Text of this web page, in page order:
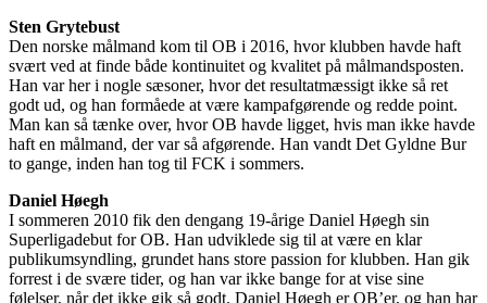
Sten Grytebust
Den norske målmand kom til OB i 2016, hvor klubben havde haft
svært ved at finde både kontinuitet og kvalitet på målmandsposten.
Han var her i nogle sæsoner, hvor det resultatmæssigt ikke så ret
godt ud, og han formåede at være kampafgørende og redde point.
Man kan så tænke over, hvor OB havde ligget, hvis man ikke havde
haft en målmand, der var så afgørende. Han vandt Det Gyldne Bur
to gange, inden han tog til FCK i sommers.
Daniel Høegh
I sommeren 2010 fik den dengang 19-årige Daniel Høegh sin
Superligadebut for OB. Han udviklede sig til at være en klar
publikumsyndling, grundet hans store passion for klubben. Han gik
forrest i de svære tider, og han var ikke bange for at vise sine
følelser, når det ikke gik så godt. Daniel Høegh er OB’er, og han har